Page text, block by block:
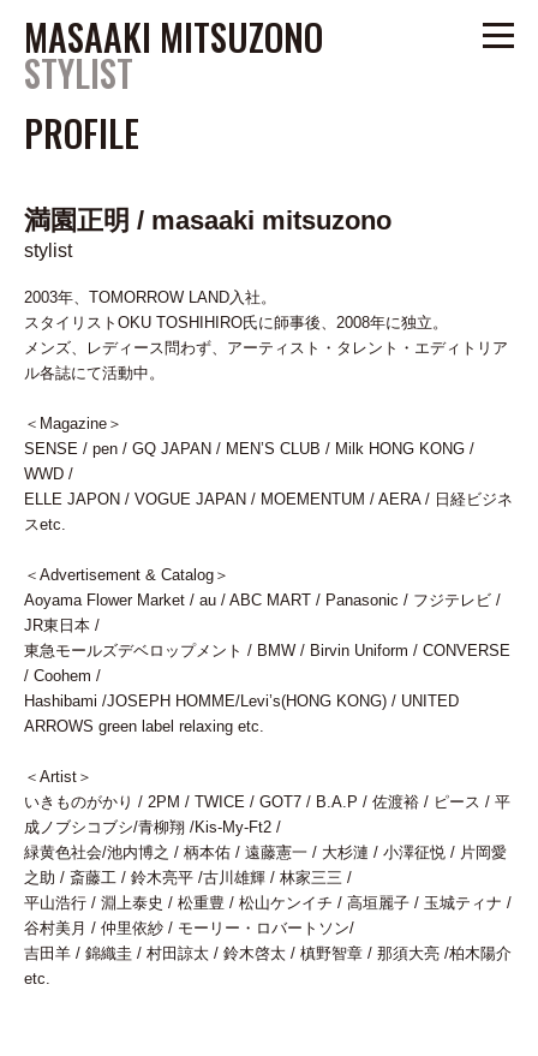
FASHION
ARTIST
STILL
/
anou@um-tokyo.com
tel.03-6805-0989
www.um-tokyo.com
TOP
MASAAKI MITSUZONO
STYLIST
PROFILE
満園正明 / masaaki mitsuzono
stylist
2003年、TOMORROW LAND入社。
スタイリストOKU TOSHIHIRO氏に師事後、2008年に独立。
メンズ、レディース問わず、アーティスト・タレント・エディトリア
ル各誌にて活動中。
＜Magazine＞
SENSE / pen / GQ JAPAN / MEN’S CLUB / Milk HONG KONG /
WWD /
ELLE JAPON / VOGUE JAPAN / MOEMENTUM / AERA / 日経ビジネ
スetc.
＜Advertisement & Catalog＞
Aoyama Flower Market / au / ABC MART / Panasonic / フジテレビ /
JR東日本 /
東急モールズデベロップメント / BMW / Birvin Uniform / CONVERSE
/ Coohem /
Hashibami /JOSEPH HOMME/Levi’s(HONG KONG) / UNITED
ARROWS green label relaxing etc.
＜Artist＞
いきものがかり / 2PM / TWICE / GOT7 / B.A.P / 佐渡裕 / ピース / 平
成ノブシコブシ/青柳翔 /Kis-My-Ft2 /
緑黄色社会/池内博之 / 柄本佑 / 遠藤憲一 / 大杉漣 / 小澤征悦 / 片岡愛
之助 / 斎藤工 / 鈴木亮平 /古川雄輝 / 林家三三 /
平山浩行 / 淵上泰史 / 松重豊 / 松山ケンイチ / 高垣麗子 / 玉城ティナ /
谷村美月 / 仲里依紗 / モーリー・ロバートソン/
吉田羊 / 錦織圭 / 村田諒太 / 鈴木啓太 / 槙野智章 / 那須大亮 /柏木陽介
etc.